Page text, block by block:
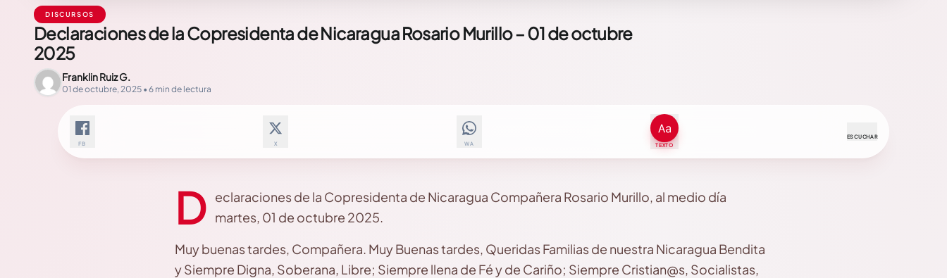
DISCURSOS
Declaraciones de la Copresidenta de Nicaragua Rosario Murillo – 01 de octubre
2025
Franklin Ruiz G.
01 de octubre, 2025 • 6 min de lectura
FB X WA TEXTO
ESCUCHAR
D eclaraciones de la Copresidenta de Nicaragua Compañera Rosario Murillo, al medio día
martes, 01 de octubre 2025.
Muy buenas tardes, Compañera. Muy Buenas tardes, Queridas Familias de nuestra Nicaragua Bendita
y Siempre Digna, Soberana, Libre; Siempre llena de Fé y de Cariño; Siempre Cristian@s, Socialistas,